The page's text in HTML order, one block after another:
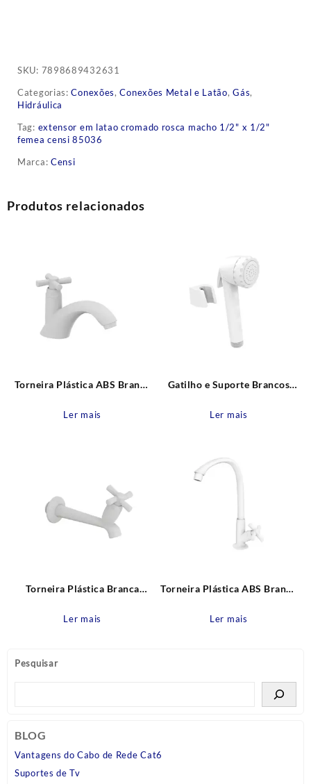
Pesquisar
BLOG
Vantagens do Cabo de Rede Cat6
Suportes de Tv
SKU: 7898689432631
Categorias:Conexões,Conexões Metal e Latão,Gás,
Hidráulica
Tag: extensor em latao cromado rosca macho 1/2" x 1/2"
femea censi 85036
Marca: Censi
Produtos relacionados
Torneira Plástica ABS Branca
Tigre
Ler mais
Gatilho e Suporte Brancos
Higiênicas Blukit
Ler mais
Torneira Plástica Branca
Tigre
Ler mais
Torneira Plástica ABS Branca
Tigre
Ler mais